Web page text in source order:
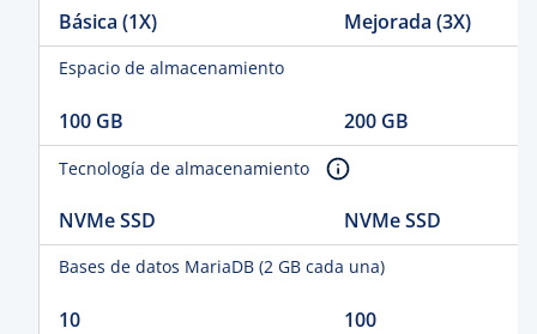
Básica (1X) Mejorada (3X)
Espacio de almacenamiento
100 GB 200 GB
Tecnología de almacenamiento
NVMe SSD NVMe SSD
Bases de datos MariaDB (2 GB cada una)
10 100